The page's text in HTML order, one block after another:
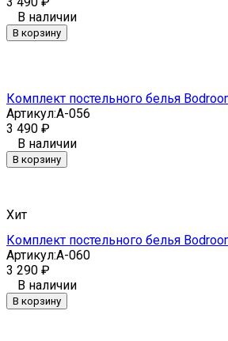
В наличии
В корзину
Комплект постельного белья
Артикул:A-056
3 490 ₽
В наличии
В корзину
Хит
Комплект постельного белья
Артикул:A-060
3 290 ₽
В наличии
В корзину